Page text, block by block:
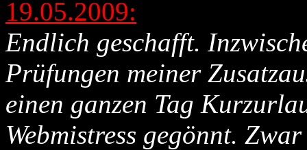
19.05.2009:
Endlich geschafft.
Prüfungen meiner
einen ganzen Tag
Webmistress gegönnt.